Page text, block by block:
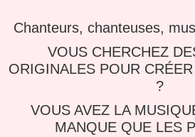
Chanteurs, chanteuses,
VOUS CHERCHEZ
ORIGINALES POUR
?
VOUS AVEZ LA
MANQUE QUE LES